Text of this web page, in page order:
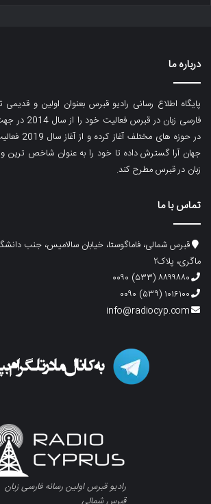
درباره ما
پایگاه اطلاع رسانی رادیو قبرس بعنوان اولین و
فارسی زبان در
در حوزه
جهان آرا گسترش داده تا خود را به عنوان شاخص ترین
زبان در قبرس مطرح کند.
تماس با ما
ماگری، پلاک۲
۸۸۹۹۸۸۰ (۵۳۳) ۰۰۹۰
۱۰۱۶۱۰۰ (۵۳۹) ۰۰۹۰
info@radiocyp.com
رادیو قبرس اولین رسانه فارسی زبان
قبرس شمالی